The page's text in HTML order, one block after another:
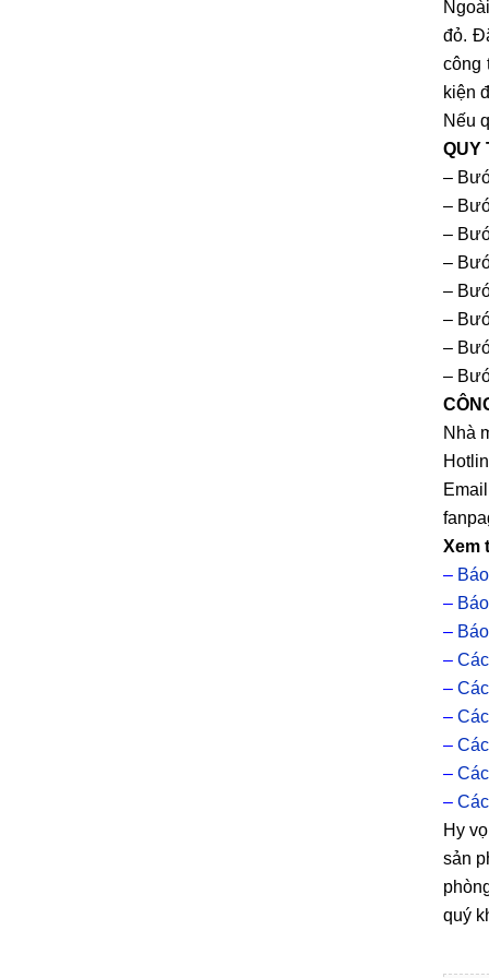
đỏ.
công
kiện
Nếu
QUY
–
–
–
–
–
–
–
–
Nhà
Xem
–
–
–
–
–
–
–
–
–
Hy
sản
quý